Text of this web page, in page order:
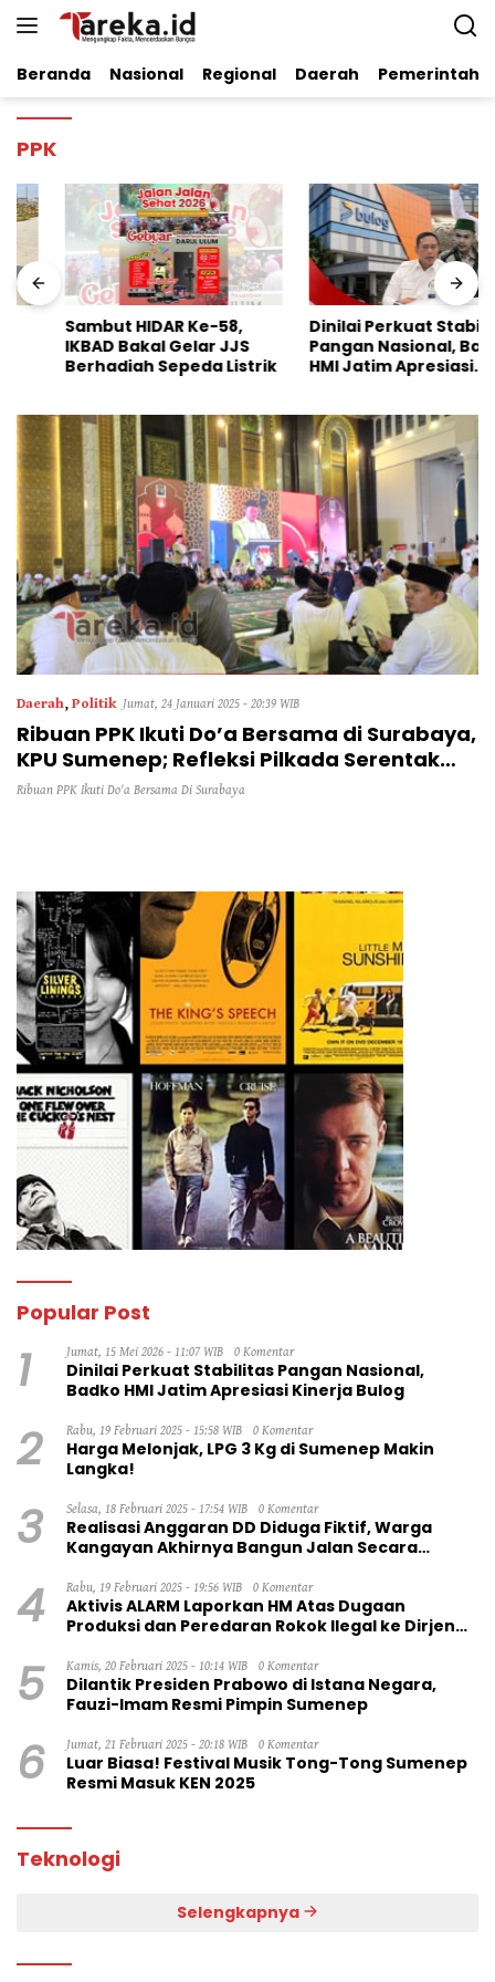
Beranda Nasional Regional Daerah
PPK
Sambut HIDAR Ke-58,
IKBAD Bakal Gelar JJS
Berhadiah Sepeda Listrik
Dinilai Perkuat Stabilitas
Pangan Nasional, Badko
HMI Jatim Apresiasi
Daerah, Politik Jumat, 24 Januari 2025 - 20:39 WIB
Ribuan PPK Ikuti Do’a Bersama di Surabaya,
KPU Sumenep; Refleksi Pilkada Serentak
2024
Ribuan PPK Ikuti Do'a Bersama Di Surabaya
Popular Post
1 Jumat, 15 Mei 2026 - 11:07 WIB 0 Komentar
Dinilai Perkuat Stabilitas Pangan Nasional,
Badko HMI Jatim Apresiasi Kinerja Bulog
2 Rabu, 19 Februari 2025 - 15:58 WIB 0 Komentar
Harga Melonjak, LPG 3 Kg di Sumenep Makin
Langka!
3 Selasa, 18 Februari 2025 - 17:54 WIB 0 Komentar
Realisasi Anggaran DD Diduga Fiktif, Warga
Kangayan Akhirnya Bangun Jalan Secara
4 Rabu, 19 Februari 2025 - 19:56 WIB 0 Komentar
Aktivis ALARM Laporkan HM Atas Dugaan
Produksi dan Peredaran Rokok Ilegal ke Dirjen
5 Kamis, 20 Februari 2025 - 10:14 WIB 0 Komentar
Dilantik Presiden Prabowo di Istana Negara,
Fauzi-Imam Resmi Pimpin Sumenep
6 Jumat, 21 Februari 2025 - 20:18 WIB 0 Komentar
Luar Biasa! Festival Musik Tong-Tong Sumenep
Resmi Masuk KEN 2025
Teknologi
Selengkapnya